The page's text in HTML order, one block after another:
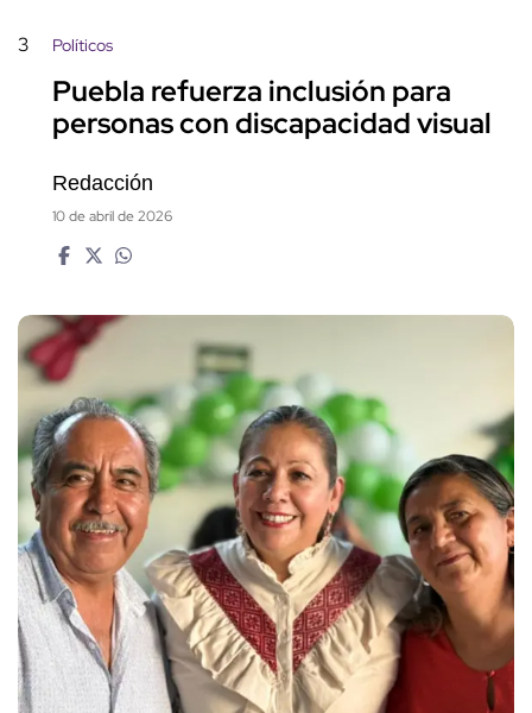
3 Políticos
Puebla refuerza inclusión para
personas con discapacidad visual
Redacción
10 de abril de 2026